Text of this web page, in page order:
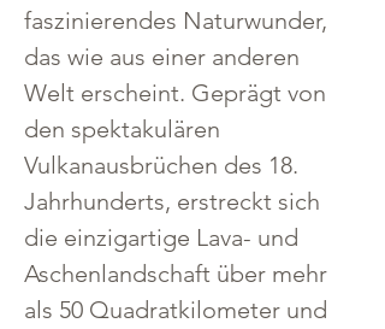
faszinierendes Naturwunder,
das wie aus einer anderen
Welt erscheint. Geprägt von
den spektakulären
Vulkanausbrüchen des 18.
Jahrhunderts, erstreckt sich
die einzigartige Lava- und
Aschenlandschaft über mehr
als 50 Quadratkilometer und